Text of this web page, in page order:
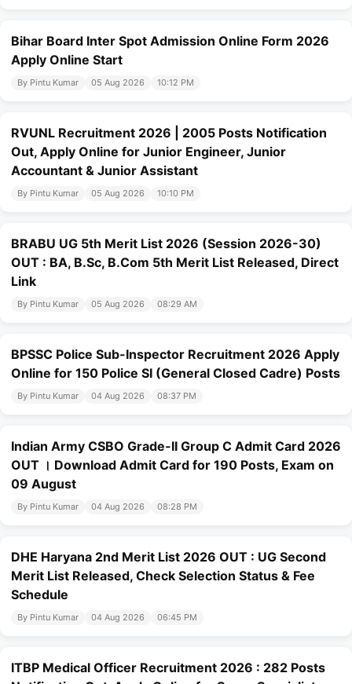
Bihar Board Inter Spot Admission Online Form 2026
Apply Online Start
By Pintu Kumar 05 Aug 2026 10:12 PM
RVUNL Recruitment 2026 | 2005 Posts Notification
Out, Apply Online for Junior Engineer, Junior
Accountant & Junior Assistant
By Pintu Kumar 05 Aug 2026 10:10 PM
BRABU UG 5th Merit List 2026 (Session 2026-30)
OUT : BA, B.Sc, B.Com 5th Merit List Released, Direct
Link
By Pintu Kumar 05 Aug 2026 08:29 AM
BPSSC Police Sub-Inspector Recruitment 2026 Apply
Online for 150 Police SI (General Closed Cadre) Posts
By Pintu Kumar 04 Aug 2026 08:37 PM
Indian Army CSBO Grade-II Group C Admit Card 2026
OUT । Download Admit Card for 190 Posts, Exam on
09 August
By Pintu Kumar 04 Aug 2026 08:28 PM
DHE Haryana 2nd Merit List 2026 OUT : UG Second
Merit List Released, Check Selection Status & Fee
Schedule
By Pintu Kumar 04 Aug 2026 06:45 PM
ITBP Medical Officer Recruitment 2026 : 282 Posts